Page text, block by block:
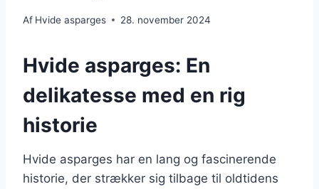
Af Hvide asparges 28. november 2024
Hvide asparges: En
delikatesse med en rig
historie
Hvide asparges har en lang og fascinerende
historie, der strækker sig tilbage til oldtidens